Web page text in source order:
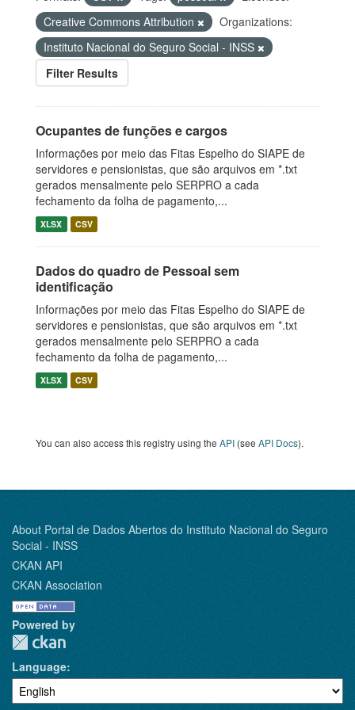
Creative Commons Attribution
Organizations:
Instituto Nacional do Seguro Social - INSS
Filter Results
Ocupantes de funções e cargos
Informações por meio das Fitas Espelho do SIAPE de
servidores e pensionistas, que são arquivos em *.txt
gerados mensalmente pelo SERPRO a cada
fechamento da folha de pagamento,...
XLSX CSV
Dados do quadro de Pessoal sem
identificação
Informações por meio das Fitas Espelho do SIAPE de
servidores e pensionistas, que são arquivos em *.txt
gerados mensalmente pelo SERPRO a cada
fechamento da folha de pagamento,...
XLSX CSV
You can also access this registry using the API (see API Docs).
About Portal de Dados Abertos do Instituto Nacional do Seguro
Social - INSS
CKAN API
CKAN Association
Powered by
Language